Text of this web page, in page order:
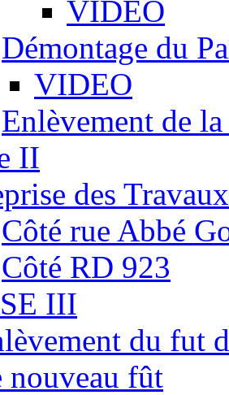
VIDEO
Démontage du
VIDEO
Enlèvement de
II
des Travaux
Côté rue Abbé
Côté RD 923
III
du fut
nouveau fût